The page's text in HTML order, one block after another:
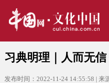
习典明理｜人而无
发布时间：2022-11-24 14:55:58 | 来